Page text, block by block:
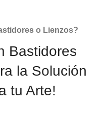
o Lienzos?
Bastidores
la Solución
tu Arte!